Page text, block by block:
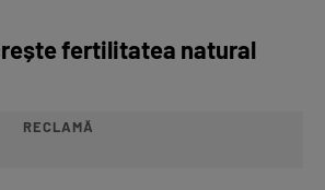
fertilitatea natural
RECLAMĂ